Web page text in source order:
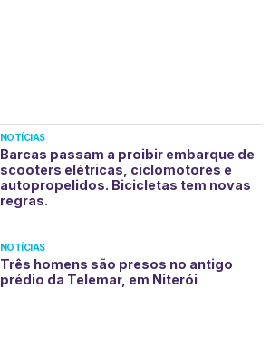
NOTÍCIAS
Barcas passam a proibir embarque de
scooters elétricas, ciclomotores e
autopropelidos. Bicicletas tem novas
regras.
NOTÍCIAS
Três homens são presos no antigo
prédio da Telemar, em Niterói